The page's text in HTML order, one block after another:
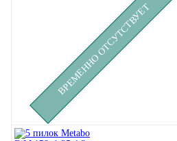
ВРЕМЕННО ОТСУТСТВУЕТ